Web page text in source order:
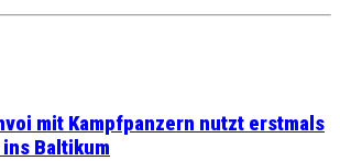
mit Kampfpanzern nutzt erstmals
Baltikum